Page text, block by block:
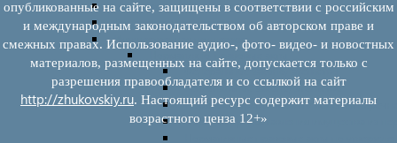
Поддержка МСП
Финансовая поддержка
Имущественная поддержка
Нормативно-правовые акты
Федеральное законодательство
Региональное законодательство
Порядок формирования и ведения
Порядок предоставления имущества из
опубликованные на сайте, защищены в соответствии с российским
и международным законодательством об авторском праве и
смежных правах. Использование аудио-, фото- видео- и новостных
материалов, размещенных на сайте, допускается только с
разрешения правообладателя и со ссылкой на сайт
http://zhukovskiy.ru. Настоящий ресурс содержит материалы
возрастного ценза 12+»